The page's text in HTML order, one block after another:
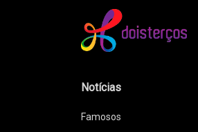
Notícias
Famosos